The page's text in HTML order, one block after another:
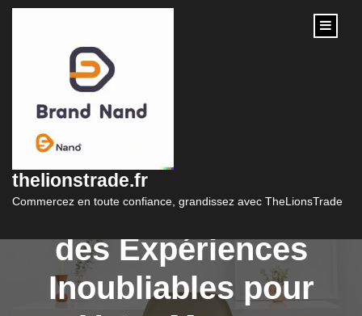
content
thelionstrade.fr
Commercez en toute confiance, grandissez avec TheLionsTrade
Marketing
Événementiel : Créer
des Expériences
Inoubliables pour